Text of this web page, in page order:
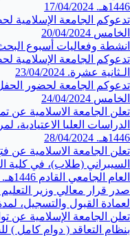
1446هـ.
17/04/2024
تدعوكم الجامعة الإسلامية
الخامس 20/04/2024
انشطة وفعاليات أسبوع
تدعوكم الجامعة الإسلامية
الـثانية عشرة. 23/04/2024
تدعوكم الجامعة لحضور
الخامس 24/04/2024
تعلن الجامعة الاسلامية عن
الدراسات العليا الاعتيادية،
1446هـ.
28/04/2024
تعلن الجامعة الاسلامية عن
السيبراني (طلاب)، في كلية
العام الجامعي القادم 1446هـ.
صدر قرار معالي وزير
لعمادة القبول والتسجيل،
تعلن الجامعة الإسلامية⁩ عن
بنظام التعاقد ( دوام كامل